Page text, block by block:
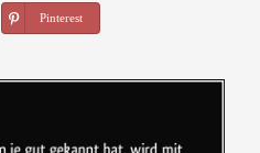
Pinterest